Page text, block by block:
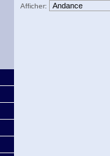
Afficher: